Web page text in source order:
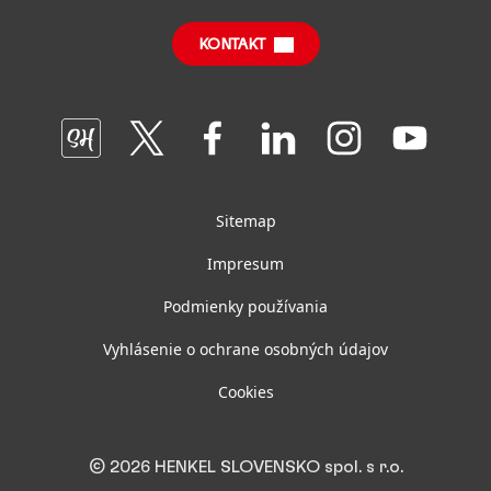
Správy o udržateľnom vplyve(po anglicky)
SDS, TDS, RoHS, Produktové informácie
Často kladené otázky
KONTAKT
Join
us
on
Join
on
Join
Join
on
Join
on
Join
us
Sitemap
Impresum
Podmienky používania
Vyhlásenie o ochrane osobných údajov
Cookies
© 2026 HENKEL SLOVENSKO spol. s r.o.